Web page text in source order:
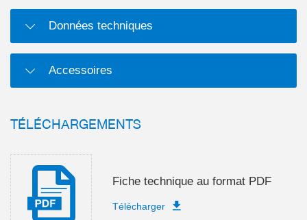
Données techniques
Accessoires
TÉLÉCHARGEMENTS
Fiche technique au format PDF
Télécharger